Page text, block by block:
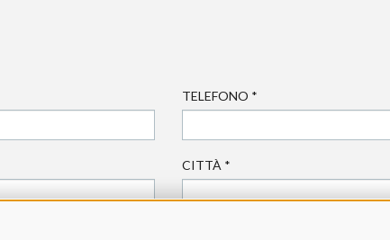
TELEFONO *
CITTÀ *